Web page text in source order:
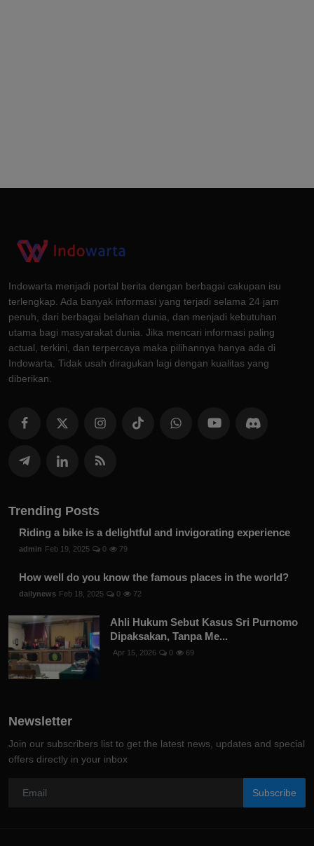
Indowarta menjadi portal berita dengan berbagai cakupan isu
terlengkap. Ada banyak informasi yang terjadi selama 24 jam
penuh, dari berbagai belahan dunia, dan menjadi kebutuhan
utama bagi masyarakat dunia. Jika mencari informasi paling
actual, terkini, dan terpercaya maka pilihannya hanya ada di
Indowarta. Tidak usah diragukan lagi dengan kualitas yang
diberikan.
Trending Posts
Riding a bike is a delightful and invigorating experience
admin Feb 19, 2025 0 79
How well do you know the famous places in the world?
dailynews Feb 18, 2025 0 72
Ahli Hukum Sebut Kasus Sri Purnomo
Dipaksakan, Tanpa Me...
Apr 15, 2026 0 69
Newsletter
Join our subscribers list to get the latest news, updates and special
offers directly in your inbox
Subscribe